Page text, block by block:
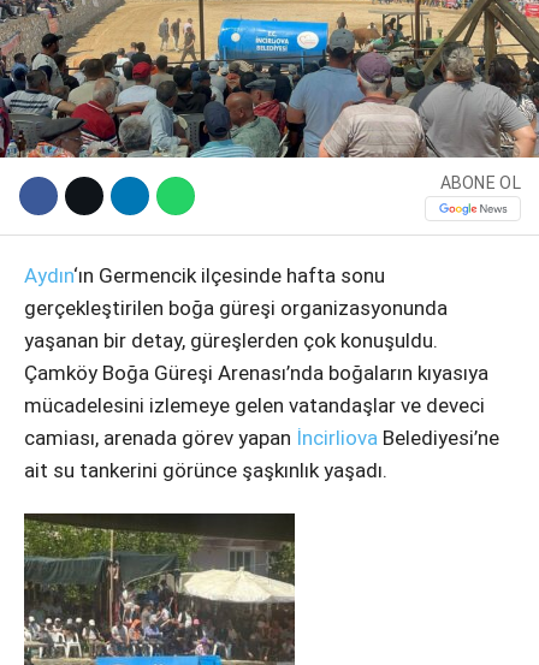
WhatsApp İhbar Hattı
Facebook
ABONE OL
Aydın‘ın Germencik ilçesinde hafta sonu
gerçekleştirilen boğa güreşi organizasyonunda
yaşanan bir detay, güreşlerden çok konuşuldu.
Çamköy Boğa Güreşi Arenası’nda boğaların kıyasıya
mücadelesini izlemeye gelen vatandaşlar ve deveci
camiası, arenada görev yapan İncirliova Belediyesi’ne
ait su tankerini görünce şaşkınlık yaşadı.